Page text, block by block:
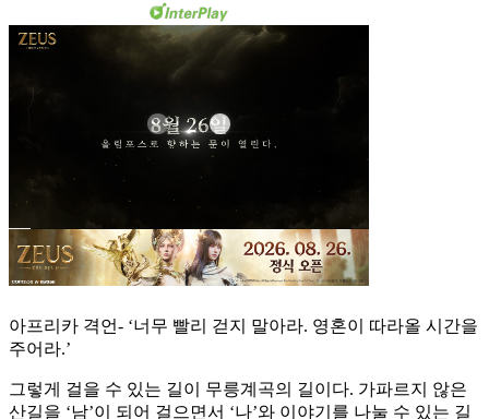
아프리카 격언- ‘너무 빨리 걷지 말아라. 영혼이 따라올 시간을
주어라.’
그렇게 걸을 수 있는 길이 무릉계곡의 길이다. 가파르지 않은
산길을 ‘남’이 되어 걸으면서 ‘나’와 이야기를 나눌 수 있는 길